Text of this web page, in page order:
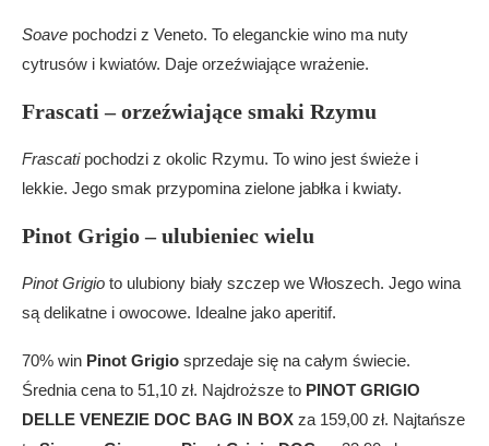
Soave pochodzi z Veneto. To eleganckie wino ma nuty
cytrusów i kwiatów. Daje orzeźwiające wrażenie.
Frascati – orzeźwiające smaki Rzymu
Frascatipochodzi z okolic Rzymu. To wino jest świeże i
lekkie. Jego smak przypomina zielone jabłka i kwiaty.
Pinot Grigio – ulubieniec wielu
Pinot Grigio to ulubiony biały szczep we Włoszech. Jego wina
są delikatne i owocowe. Idealne jako aperitif.
70% win Pinot Grigio sprzedaje się na całym świecie.
Średnia cena to 51,10 zł. Najdroższe to PINOT GRIGIO
DELLE VENEZIE DOC BAG IN BOX za 159,00 zł. Najtańsze